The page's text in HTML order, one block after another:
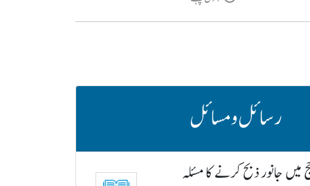
رسائل و مسائل
میں جانور ذبح کرنے کا مسئلہ